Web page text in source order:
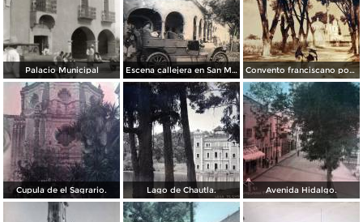
Palacio Municipal Escena callejera en San Martín Texmelucán, Puebla. Convento franciscano por el Fotógrafo ricardo Mantel.
Cupula de el Sagrario. Lago de Chautla. Avenida Hidalgo.